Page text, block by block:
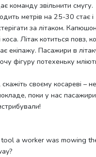
команду звільнити смугу.
метрів на 25-30 стає і
за літаком.
коса. Літак котиться повз,
екіпажу. Пасажири в
фігуру потехеньку
своєму косареві –
поки у нас
a worker was mowing